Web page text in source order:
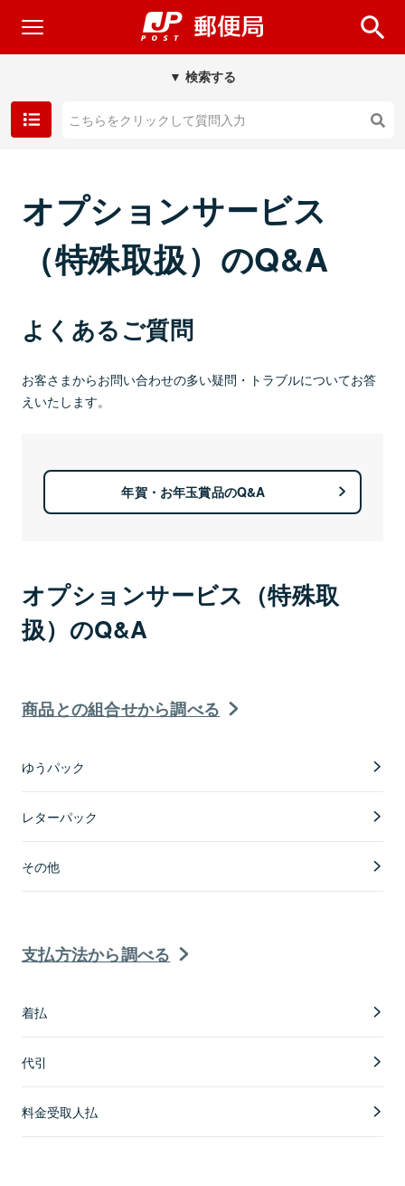
▼ 検索する
オプションサービス
（特殊取扱）のQ&A
よくあるご質問
お客さまからお問い合わせの多い疑問・トラブルについてお答
えいたします。
年賀・お年玉賞品のQ&A
オプションサービス（特殊取
扱）のQ&A
商品との組合せから調べる
ゆうパック
レターパック
その他
支払方法から調べる
着払
代引
料金受取人払